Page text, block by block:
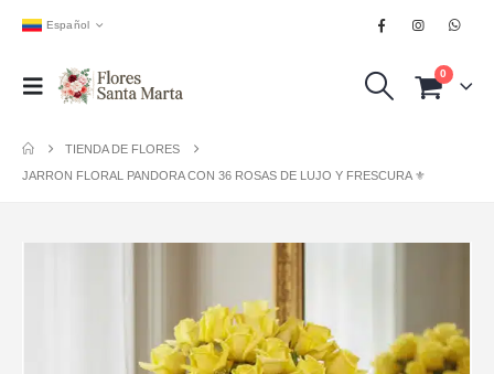
Español
0
TIENDA DE FLORES
JARRON FLORAL PANDORA CON 36 ROSAS DE LUJO Y FRESCURA ⚜️